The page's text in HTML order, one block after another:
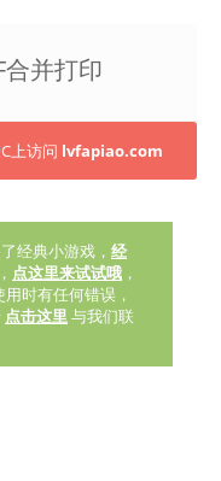
并打印
上访问 lvfapiao.com
经典小游戏， 经
点这里来试试哦 ，
时有任何错误，
点击这里与我们联